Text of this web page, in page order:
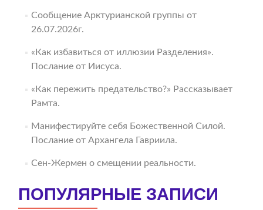
Сообщение Арктурианской группы от
26.07.2026г.
«Как избавиться от иллюзии Разделения».
Послание от Иисуса.
«Как пережить предательство?» Рассказывает
Рамта.
Манифестируйте себя Божественной Силой.
Послание от Архангела Гавриила.
Сен-Жермен о смещении реальности.
ПОПУЛЯРНЫЕ ЗАПИСИ